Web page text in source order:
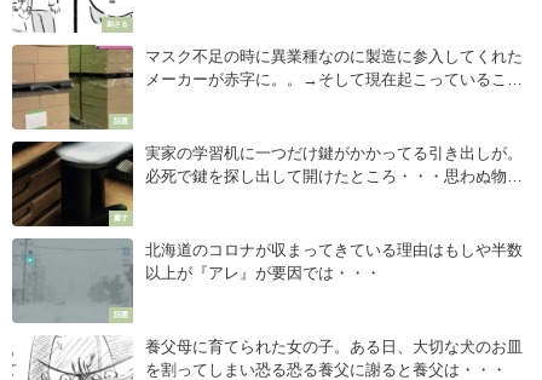
刺さる
話題
マスク不足の時に異業種なのに製造に参入してくれた
メーカーが赤字に。。→そして現在起こっているこ
癒す
実家の学習机に一つだけ鍵がかかってる引き出しが。
必死で鍵を探し出して開けたところ・・・思わぬ物
話題
北海道のコロナが収まってきている理由はもしや半数
以上が『アレ』が要因では・・・
養父母に育てられた女の子。ある日、大切な犬のお皿
を割ってしまい恐る恐る養父に謝ると養父は・・・